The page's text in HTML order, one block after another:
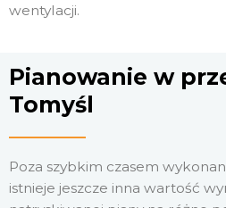
wentylacji.
Pianowanie w
Tomyśl
Poza szybkim czasem
istnieje jeszcze inna wartość